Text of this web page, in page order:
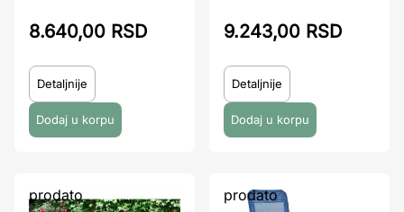
8.640,00 RSD
Detaljnije
9.243,00 RSD
Detaljnije
prodato prodato